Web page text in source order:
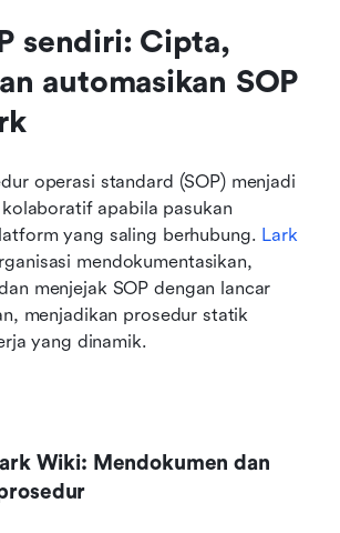
sendiri: Cipta,
automasikan SOP
operasi standard (SOP) menjadi
apabila pasukan
yang saling berhubung. Lark
mendokumentasikan,
menjejak SOP dengan lancar
menjadikan prosedur statik
yang dinamik.
Wiki: Mendokumen dan